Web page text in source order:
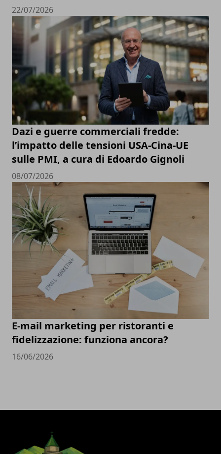
22/07/2026
Dazi e guerre commerciali fredde:
l’impatto delle tensioni USA-Cina-UE
sulle PMI, a cura di Edoardo Gignoli
08/07/2026
E-mail marketing per ristoranti e
fidelizzazione: funziona ancora?
16/06/2026